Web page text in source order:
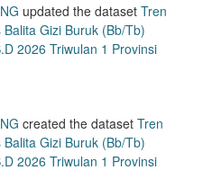
updated the dataset Tren
Gizi Buruk (Bb/Tb)
2026 Triwulan 1 Provinsi
created the dataset Tren
Gizi Buruk (Bb/Tb)
2026 Triwulan 1 Provinsi